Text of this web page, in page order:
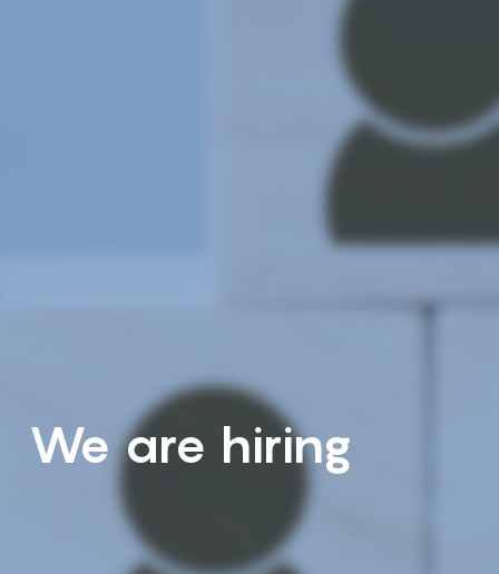
We are hiring